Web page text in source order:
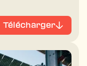
Télécharger